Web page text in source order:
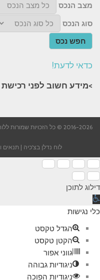
מצב הנכס
סוג הנכס
חפש נכס
כדאי לדעת!
>מידע חשוב לפני
2016-2026 © כל הזכויות שמורות ללוח הנדל"ן של צ'כיה -
לוח נדלן בצ'כיה | תנאים
דילוג לתוכן
פתח
סרגל
כלי נגישות
הגדל טקסט
הקטן טקסט
גווני אפור
ניגודיות גבוהה
ניגודיות הפוכה